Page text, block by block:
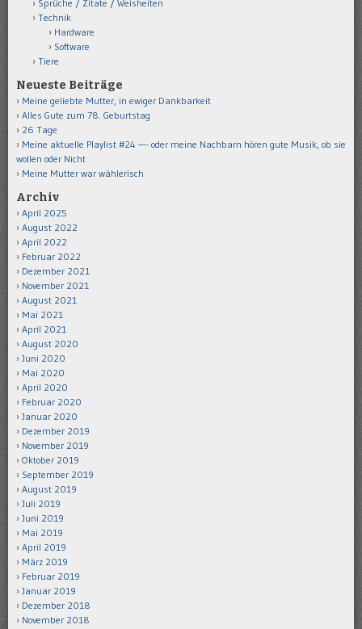
Sprüche / Zitate / Weisheiten
Technik
Hardware
Software
Tiere
Neueste Beiträge
Meine geliebte Mutter, in ewiger Dankbarkeit
Alles Gute zum 78. Geburtstag
26 Tage
Meine aktuelle Playlist #24 —- oder meine Nachbarn hören gute Musik, ob sie
wollen oder Nicht
Meine Mutter war wählerisch
Archiv
April 2025
August 2022
April 2022
Februar 2022
Dezember 2021
November 2021
August 2021
Mai 2021
April 2021
August 2020
Juni 2020
Mai 2020
April 2020
Februar 2020
Januar 2020
Dezember 2019
November 2019
Oktober 2019
September 2019
August 2019
Juli 2019
Juni 2019
Mai 2019
April 2019
März 2019
Februar 2019
Januar 2019
Dezember 2018
November 2018